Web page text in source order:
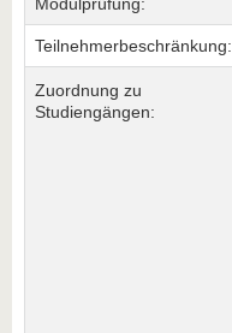
Teilnehmerbeschränkung:
Zuordnung zu
Studiengängen: